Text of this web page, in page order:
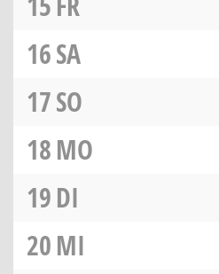
16SA
17SO
18MO
19DI
20MI